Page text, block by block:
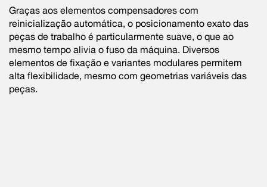
Graças aos elementos compensadores com
reinicialização automática, o posicionamento exato das
peças de trabalho é particularmente suave, o que ao
mesmo tempo alivia o fuso da máquina. Diversos
elementos de fixação e variantes modulares permitem
alta flexibilidade, mesmo com geometrias variáveis das
peças.